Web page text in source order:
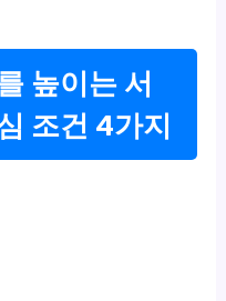
높이는 서
조건 4가지